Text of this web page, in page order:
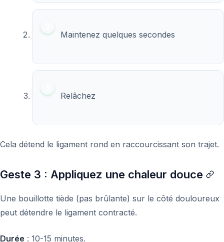
Maintenez quelques secondes
Relâchez
Cela détend le ligament rond en raccourcissant son trajet.
Geste 3 : Appliquez une chaleur douce
Une bouillotte tiède (pas brûlante) sur le côté douloureux
peut détendre le ligament contracté.
Durée : 10-15 minutes.